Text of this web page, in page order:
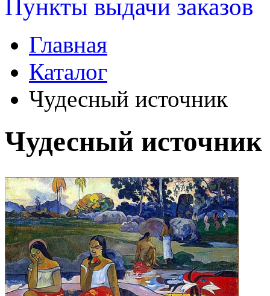
Пункты выдачи заказов
Главная
Каталог
Чудесный источник
Чудесный источник